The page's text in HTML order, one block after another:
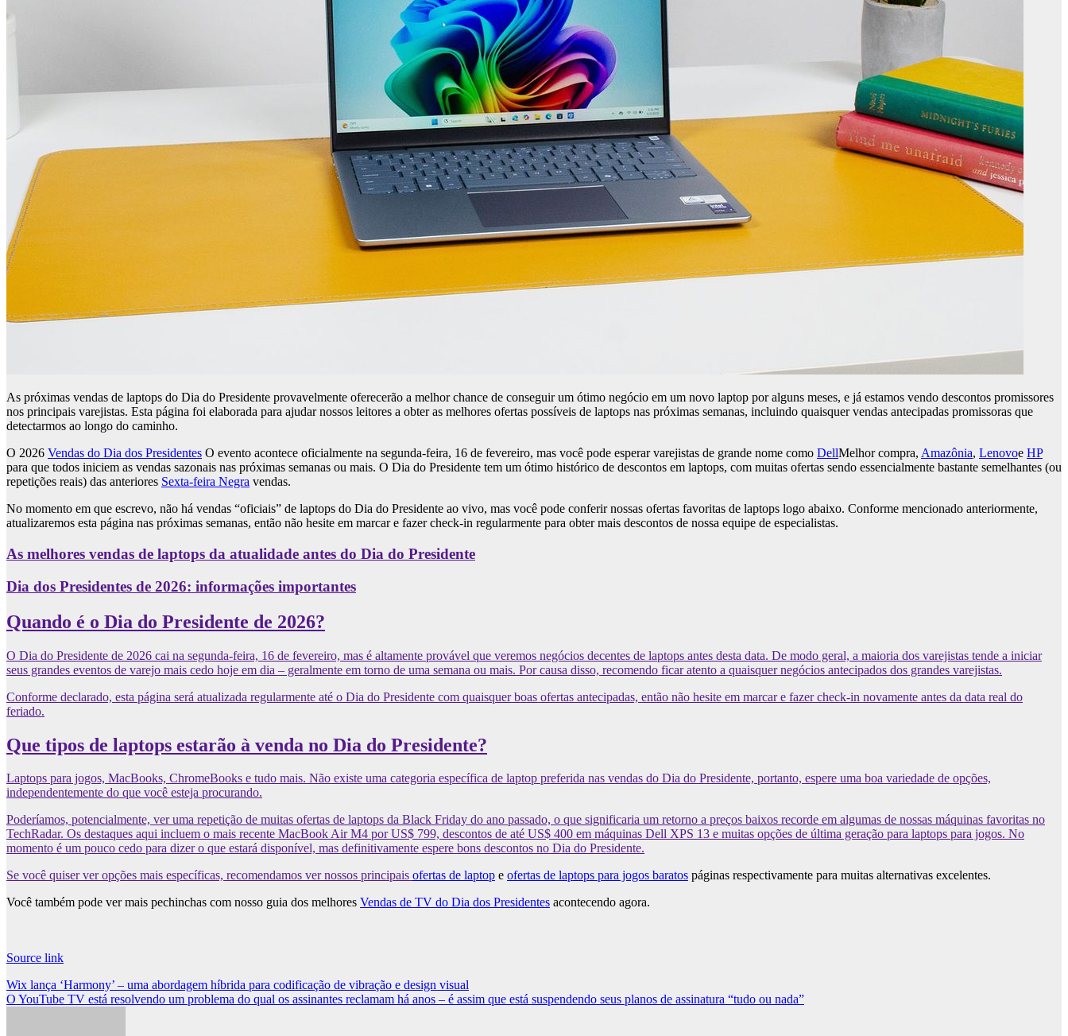
As próximas vendas de laptops do Dia do Presidente provavelmente oferecerão a melhor chance de conseguir um ótimo negócio em um novo laptop por alguns meses, e já estamos vendo descontos promissores
nos principais varejistas. Esta página foi elaborada para ajudar nossos leitores a obter as melhores ofertas possíveis de laptops nas próximas semanas, incluindo quaisquer vendas antecipadas promissoras que
detectarmos ao longo do caminho.
O 2026 Vendas do Dia dos Presidentes O evento acontece oficialmente na segunda-feira, 16 de fevereiro, mas você pode esperar varejistas de grande nome como DellMelhor compra, Amazônia, Lenovoe HP
para que todos iniciem as vendas sazonais nas próximas semanas ou mais. O Dia do Presidente tem um ótimo histórico de descontos em laptops, com muitas ofertas sendo essencialmente bastante semelhantes (ou
repetições reais) das anteriores Sexta-feira Negra vendas.
No momento em que escrevo, não há vendas “oficiais” de laptops do Dia do Presidente ao vivo, mas você pode conferir nossas ofertas favoritas de laptops logo abaixo. Conforme mencionado anteriormente,
atualizaremos esta página nas próximas semanas, então não hesite em marcar e fazer check-in regularmente para obter mais descontos de nossa equipe de especialistas.
As melhores vendas de laptops da atualidade antes do Dia do Presidente
Dia dos Presidentes de 2026: informações importantes
Quando é o Dia do Presidente de 2026?
O Dia do Presidente de 2026 cai na segunda-feira, 16 de fevereiro, mas é altamente provável que veremos negócios decentes de laptops antes desta data. De modo geral, a maioria dos varejistas tende a iniciar
seus grandes eventos de varejo mais cedo hoje em dia – geralmente em torno de uma semana ou mais. Por causa disso, recomendo ficar atento a quaisquer negócios antecipados dos grandes varejistas.
Conforme declarado, esta página será atualizada regularmente até o Dia do Presidente com quaisquer boas ofertas antecipadas, então não hesite em marcar e fazer check-in novamente antes da data real do
feriado.
Que tipos de laptops estarão à venda no Dia do Presidente?
Laptops para jogos, MacBooks, ChromeBooks e tudo mais. Não existe uma categoria específica de laptop preferida nas vendas do Dia do Presidente, portanto, espere uma boa variedade de opções,
independentemente do que você esteja procurando.
Poderíamos, potencialmente, ver uma repetição de muitas ofertas de laptops da Black Friday do ano passado, o que significaria um retorno a preços baixos recorde em algumas de nossas máquinas favoritas no
TechRadar. Os destaques aqui incluem o mais recente MacBook Air M4 por US$ 799, descontos de até US$ 400 em máquinas Dell XPS 13 e muitas opções de última geração para laptops para jogos. No
momento é um pouco cedo para dizer o que estará disponível, mas definitivamente espere bons descontos no Dia do Presidente.
Se você quiser ver opções mais específicas, recomendamos ver nossos principais ofertas de laptop e ofertas de laptops para jogos baratos páginas respectivamente para muitas alternativas excelentes.
Você também pode ver mais pechinchas com nosso guia dos melhores Vendas de TV do Dia dos Presidentes acontecendo agora.
Source link
Post
navigation
Wix lança ‘Harmony’ – uma abordagem híbrida para codificação de vibração e design visual
O YouTube TV está resolvendo um problema do qual os assinantes reclamam há anos – é assim que está suspendendo seus planos de assinatura “tudo ou nada”